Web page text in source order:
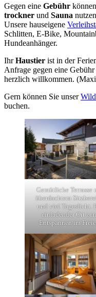
Gegen eine Gebühr
trock­ner und Sauna
Unsere hausei­gene
Schlit­ten, E‑Bike,
Hundeanhänger.
IhrHaustier ist in der
Anfrage gegen eine
herzlich willkom­men.
Gern können Sie unser
buchen.
Gemüt­li­che Terrasse
überdach­tem
und viel Tages­licht.
einla­den­der Ort
Entspan­nen im